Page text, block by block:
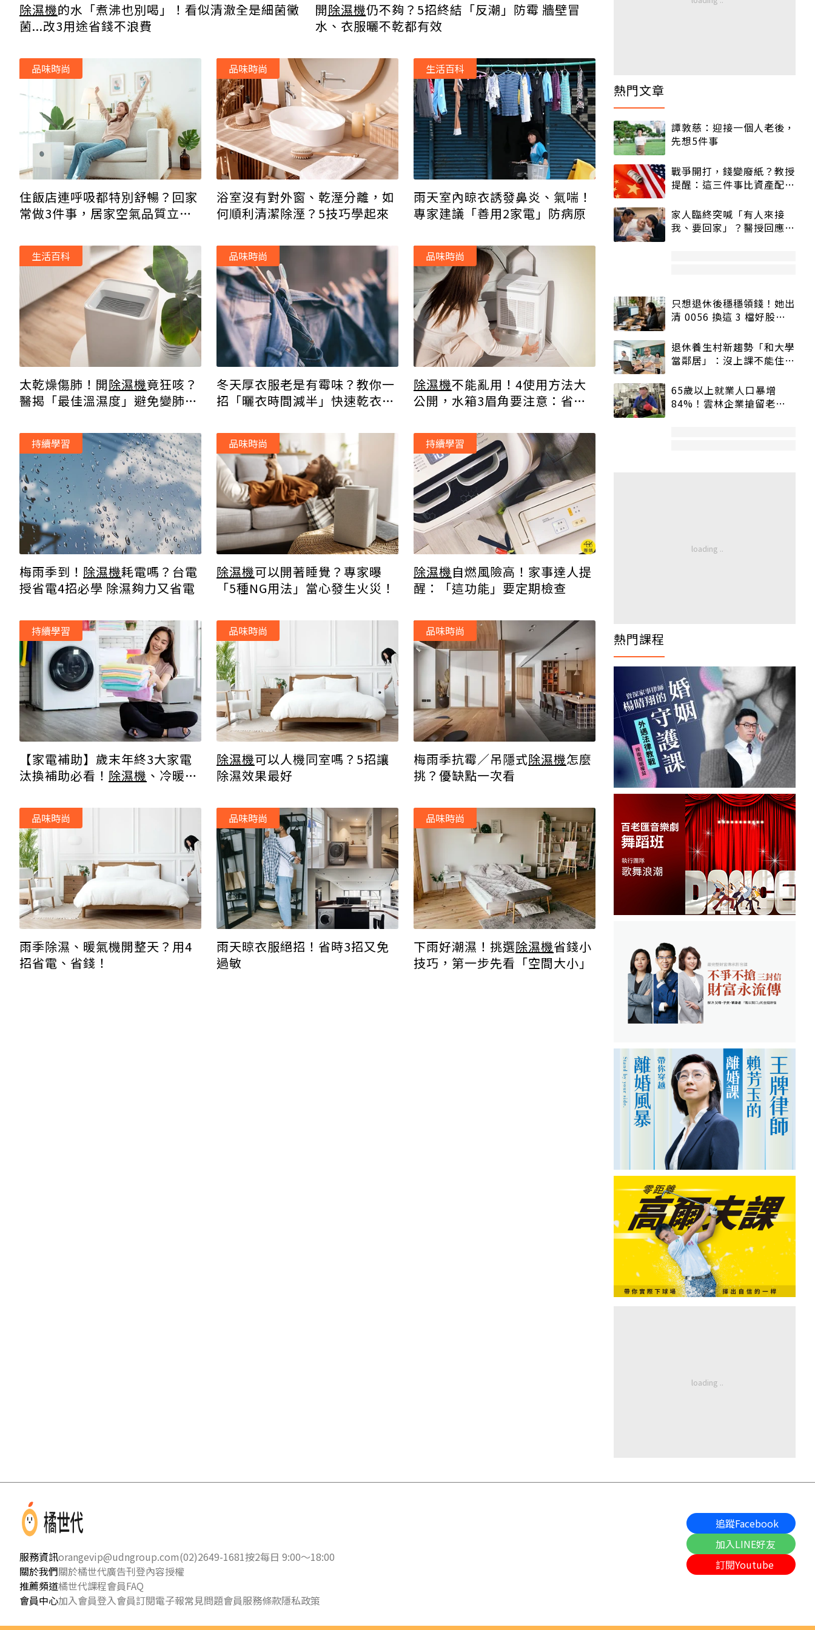
除濕機的水「煮沸也別喝」！看似清澈全是細菌黴
菌...改3用途省錢不浪費
開除濕機仍不夠？5招終結「反潮」防霉 牆壁冒
水、衣服曬不乾都有效
住飯店連呼吸都特別舒暢？回家
常做3件事，居家空氣品質立刻
品味時尚
浴室沒有對外窗、乾溼分離，如
何順利清潔除溼？5技巧學起來
品味時尚
雨天室內晾衣誘發鼻炎、氣喘！
專家建議「善用2家電」防病原
生活百科
太乾燥傷肺！開除濕機竟狂咳？
醫揭「最佳溫濕度」避免變肺
生活百科
冬天厚衣服老是有霉味？教你一
招「曬衣時間減半」快速乾衣秘
品味時尚
除濕機不能亂用！4使用方法大
公開，水箱3眉角要注意：省
品味時尚
梅雨季到！ 除濕機耗電嗎？台電
授省電4招必學 除濕夠力又省電
持續學習
除濕機可以開著睡覺？專家曝
「5種NG用法」當心發生火災！
品味時尚
除濕機自燃風險高！家事達人提
醒：「這功能」要定期檢查
持續學習
【家電補助】歲末年終3大家電
汰換補助必看！ 除濕機 、冷暖氣
持續學習
除濕機可以人機同室嗎？5招讓
除濕效果最好
品味時尚
梅雨季抗霉／吊隱式除濕機怎麼
挑？優缺點一次看
品味時尚
雨季除濕、暖氣機開整天？用4
招省電、省錢！
品味時尚
雨天晾衣服絕招！省時3招又免
過敏
品味時尚
下雨好潮濕！挑選除濕機省錢小
技巧，第一步先看「空間大小」
品味時尚
熱門文章
譚敦慈：迎接一個人老後，
先想5件事
戰爭開打，錢變廢紙？教授
提醒：這三件事比資產配置
家人臨終突喊「有人來接
我、要回家」？醫授回應方
只想退休後穩穩領錢！她出
清 0056 換這 3 檔好股：
退休養生村新趨勢「和大學
當鄰居」：沒上課不能住、
65歲以上就業人口暴增
84%！雲林企業搶留老員
熱門課程
追蹤Facebook
加入LINE好友
訂閱Youtube
服務資訊orangevip@udngroup.com(02)2649-1681按2每日 9:00～18:00
關於我們關於橘世代廣告刊登內容授權
推薦頻道橘世代課程會員FAQ
會員中心加入會員登入會員訂閱電子報常見問題會員服務條款隱私政策